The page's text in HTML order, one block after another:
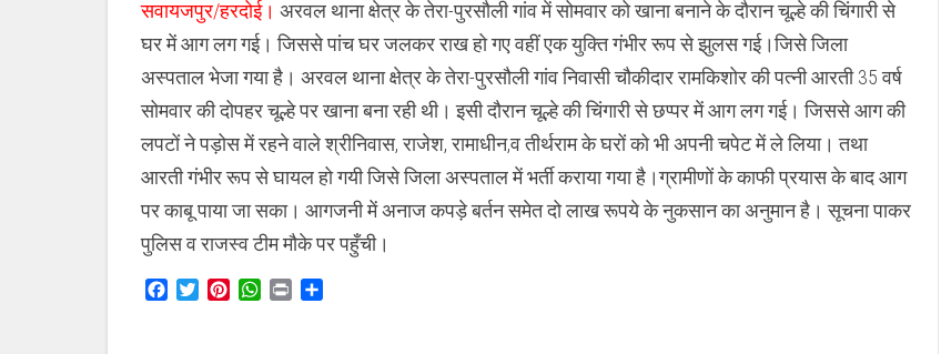
पॉच
घर
जले,
झुलसी
सवायजपुर/हरदोई। अरवल थाना क्षेत्र के तेरा-पुरसौली गांव में सोमवार को खाना बनाने के दौरान चूल्हे की चिंगारी से
घर में आग लग गई। जिससे पांच घर जलकर राख हो गए वहीं एक युक्ति गंभीर रूप से झुलस गई।जिसे जिला
अस्पताल भेजा गया है। अरवल थाना क्षेत्र के तेरा-पुरसौली गांव निवासी चौकीदार रामकिशोर की पत्नी आरती 35 वर्ष
सोमवार की दोपहर चूल्हे पर खाना बना रही थी। इसी दौरान चूल्हे की चिंगारी से छप्पर में आग लग गई। जिससे आग की
लपटों ने पड़ोस में रहने वाले श्रीनिवास, राजेश, रामाधीन,व तीर्थराम के घरों को भी अपनी चपेट में ले लिया। तथा
आरती गंभीर रूप से घायल हो गयी जिसे जिला अस्पताल में भर्ती कराया गया है।ग्रामीणों के काफी प्रयास के बाद आग
पर काबू पाया जा सका। आगजनी में अनाज कपड़े बर्तन समेत दो लाख रूपये के नुकसान का अनुमान है। सूचना पाकर
पुलिस व राजस्व टीम मौके पर पहुँची।
Facebook
TwitterPinterestWhatsApp
Print